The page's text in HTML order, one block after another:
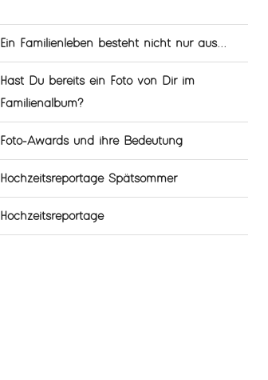
Ein Familienleben besteht nicht nur aus...
Hast Du bereits ein Foto von Dir im
Familienalbum?
Foto-Awards und ihre Bedeutung
Hochzeitsreportage Spätsommer
Hochzeitsreportage